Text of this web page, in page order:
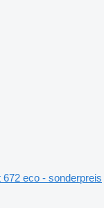
672 eco - sonderpreis